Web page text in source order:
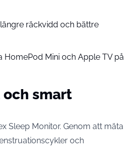
räckvidd och bättre
HomePod Mini och Apple TV på
smart
Sleep Monitor. Genom att mäta
och